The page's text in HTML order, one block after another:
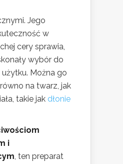
Jego
w
cery sprawia,
wybór do
Można go
na twarz, jak
takie jak dłonie
i
, ten preparat